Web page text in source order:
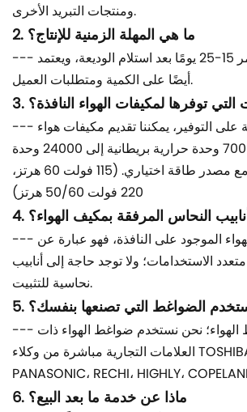
ومنتجات التبريد الأخرى.
2. ما هي المهلة الزمنية للإنتاج؟
--- عادة ما يستغرق الأمر 15-25 يومًا بعد استلام الوديعة، ويعتمد
أيضًا على الكمية ومتطلبات العميل.
التي توفرها لمكيفات الهواء النافذة؟
--- مع القدرة الكاملة على التوفير، يمكننا تقديم مكيفات هواء
النافذة من 7000 وحدة حرارية بريطانية إلى 24000 وحدة
حرارية بريطانية مع مصدر طاقة اختياري. (115 فولت 60 هرتز،
220 فولت 50/60 هرتز)
النحاس المرفقة بمكيف الهواء؟
--- بالنسبة لمكيف الهواء الموجود على النافذة، فهو عبارة عن
الاستخدامات؛ ولا توجد حاجة إلى أنابيب
نحاسية للتثبيت.
الضواغط التي تصنعها بنفسك؟
--- نحن لا ننتج ضواغط الهواء؛ نحن نستخدم ضواغط الهواء ذات
العلامات التجارية مباشرة من وكلاء TOSHIBA، GMCC، GREE،
6. ماذا عن خدمة ما بعد البيع؟